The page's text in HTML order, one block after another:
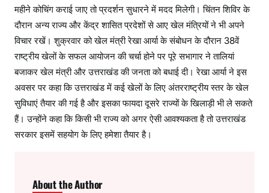
महीने कोचिंग कराई जाए तो प्रदर्शन सुधारने में मदद मिलेगी। चिंतन शिविर के
दौरान अन्य राज्य और केंद्र शासित प्रदेशों से आए खेल मंत्रियों ने भी अपने
विचार रखें। शुक्रवार को खेल मंत्री रेखा आर्या के संबोधन के दौरान 38वें
राष्ट्रीय खेलों के सफल आयोजन की चर्चा होने पर पूरे सभागार ने तालियां
बजाकर खेल मंत्री और उत्तराखंड की जनता को बधाई दी। रेखा आर्या ने इस
अवसर पर कहा कि उत्तराखंड में कई खेलों के लिए अंतरराष्ट्रीय स्तर के खेल
सुविधाएं तैयार की गई है और इसका फायदा दूसरे राज्यों के खिलाड़ी भी ले सकते
हैं। उन्होंने कहा कि किसी भी राज्य को अगर ऐसी आवश्यकता है तो उत्तराखंड
सरकार इसमें सहयोग के लिए हमेशा तैयार है।
About the Author